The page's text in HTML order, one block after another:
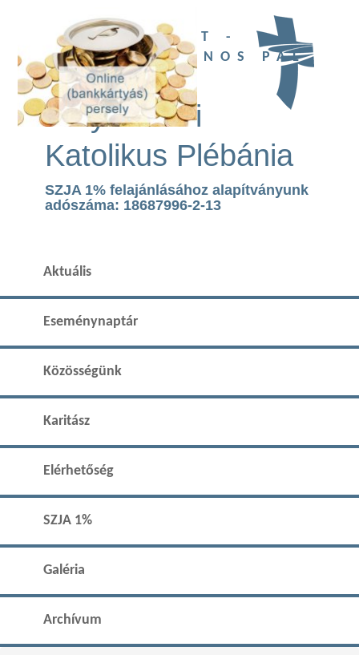
UBI DEUS EST -
SZENT II. JÁNOS PÁL
TEMPLOM
Páty Római
Katolikus Plébánia
SZJA 1% felajánlásához alapítványunk
adószáma: 18687996-2-13
Aktuális
Eseménynaptár
Közösségünk
Karitász
Elérhetőség
SZJA 1%
Galéria
Archívum